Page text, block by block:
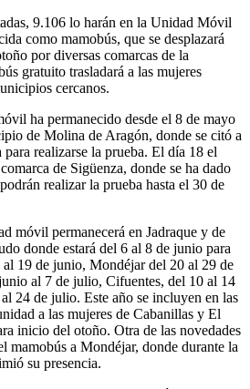
9.106 lo harán en la Unidad Móvil
como mamobús, que se desplazará
por diversas comarcas de la
gratuito trasladará a las mujeres
cercanos.
ha permanecido desde el 8 de mayo
de Molina de Aragón, donde se citó a
realizarse la prueba. El día 18 el
de Sigüenza, donde se ha dado
realizar la prueba hasta el 30 de
móvil permanecerá en Jadraque y de
donde estará del 6 al 8 de junio para
al 19 de junio, Mondéjar del 20 al 29 de
al 7 de julio, Cifuentes, del 10 al 14
24 de julio. Este año se incluyen en las
a las mujeres de Cabanillas y El
inicio del otoño. Otra de las novedades
mamobús a Mondéjar, donde durante la
su presencia.